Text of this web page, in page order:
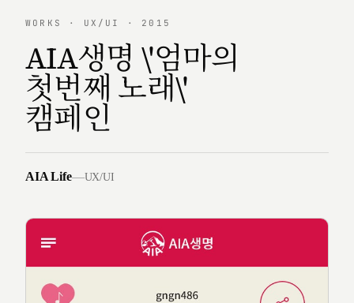
WORKS · UX/UI · 2015
AIA생명 \'엄마의
첫번째 노래\'
캠페인
AIA Life—UX/UI